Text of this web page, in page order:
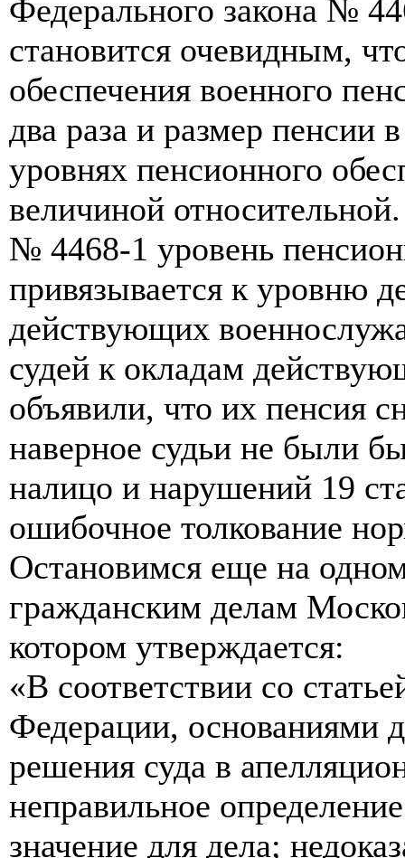
Федерального закона №
становится очевидным,
обеспечения военного
два раза и размер пенсии
уровнях пенсионного
величиной
№ 4468-1 уровень
привязывается к уровню
действующих
судей к окладам
объявили, что их пенсия
наверное судьи не были
налицо и нарушений 19
ошибочное толкование
Остановимся еще на
гражданским делам
котором утверждается:
«В соответствии со
Федерации, основаниями
решения суда в
неправильное
значение для дела;